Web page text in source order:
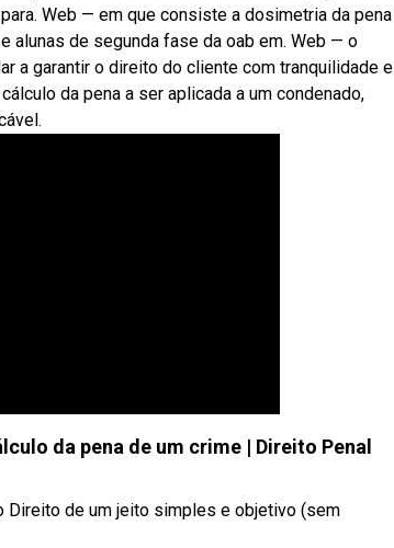
Web — em que consiste a dosimetria da pena
alunas de segunda fase da oab em. Web — o
a garantir o direito do cliente com tranquilidade e
da pena a ser aplicada a um condenado,
da pena de um crime | Direito Penal
Direito de um jeito simples e objetivo (sem